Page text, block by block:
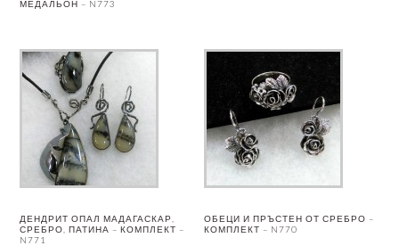
МЕДАЛЬОН – N773
ДЕНДРИТ ОПАЛ МАДАГАСКАР,
СРЕБРО, ПАТИНА – КОМПЛЕКТ –
N771
ОБЕЦИ И ПРЪСТЕН ОТ СРЕБРО –
КОМПЛЕКТ – N770